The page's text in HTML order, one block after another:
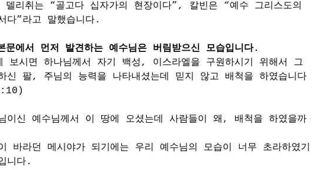
리취는 “골고다 십자가의 현장이다”, 칼빈은 “예수 그리스도의
다”라고 말했습니다.
에서 먼저 발견하는 예수님은 버림받으신 모습입니다.
보시면 하나님께서 자기 백성, 이스라엘을 구원하시기 위해서 그
신 팔, 주님의 능력을 나타내셨는데 믿지 않고 배척을 하였습니다
이신 예수님께서 이 땅에 오셨는데 사람들이 왜, 배척을 하였을까
바라던 메시야가 되기에는 우리 예수님의 모습이 너무 초라하였기
니다.